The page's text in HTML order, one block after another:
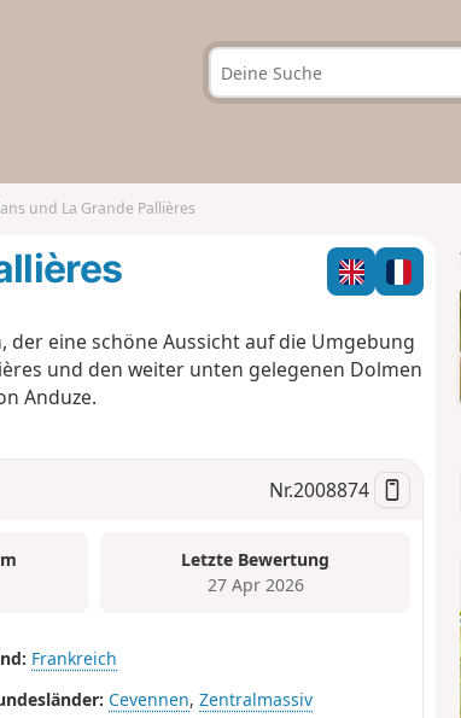
und La Grande Pallières
der eine schöne Aussicht auf die Umgebung
und den weiter unten gelegenen Dolmen
Anduze.
Nr.2008874
Letzte Bewertung
27 Apr 2026
Frankreich
Cevennen,Zentralmassiv